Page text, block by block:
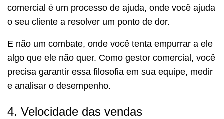
comercial é um processo de ajuda, onde você ajuda
o seu cliente a resolver um ponto de dor.
E não um combate, onde você tenta empurrar a ele
algo que ele não quer. Como gestor comercial, você
precisa garantir essa filosofia em sua equipe, medir
e analisar o desempenho.
4. Velocidade das vendas